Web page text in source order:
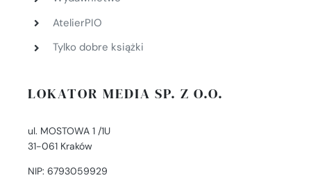
AtelierPIO
Tylko dobre książki
LOKATOR MEDIA SP. Z O.O.
ul. MOSTOWA 1 /1U
31-061 Kraków
NIP: 6793059929